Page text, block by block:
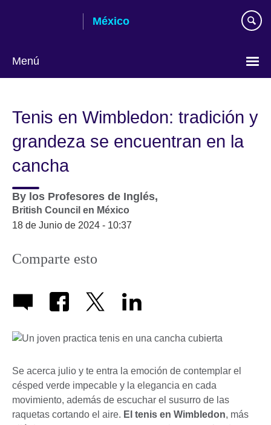
México
Menú
language
Tenis en Wimbledon: tradición y
grandeza se encuentran en la
cancha
By los Profesores de Inglés,
British Council en México
18 de Junio de 2024 - 10:37
Comparte esto
Se acerca julio y te entra la emoción de contemplar el
césped verde impecable y la elegancia en cada
movimiento, además de escuchar el susurro de las
raquetas cortando el aire. El tenis en Wimbledon, más